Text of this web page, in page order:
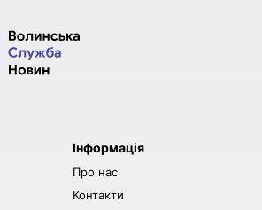
Інформація
Про нас
Контакти